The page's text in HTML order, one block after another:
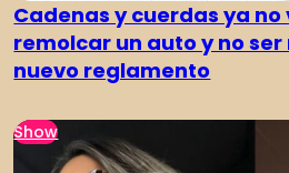
Cadenas y cuerdas ya no
remolcar un auto y no
nuevo reglamento
Show